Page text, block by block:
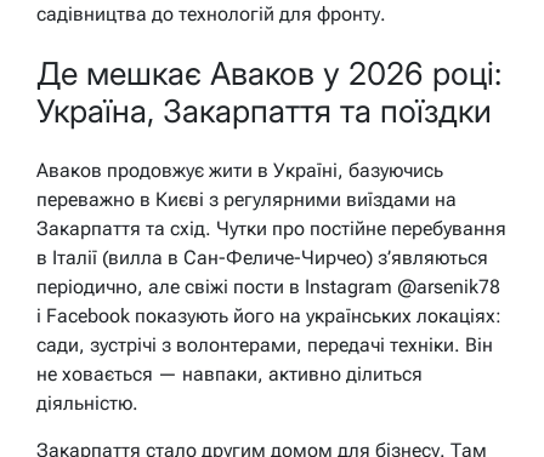
садівництва до технологій для фронту.
Де мешкає Аваков у 2026 році:
Україна, Закарпаття та поїздки
Аваков продовжує жити в Україні, базуючись
переважно в Києві з регулярними виїздами на
Закарпаття та схід. Чутки про постійне перебування
в Італії (вилла в Сан-Феличе-Чирчео) з’являються
періодично, але свіжі пости в Instagram @arsenik78
і Facebook показують його на українських локаціях:
сади, зустрічі з волонтерами, передачі техніки. Він
не ховається — навпаки, активно ділиться
діяльністю.
Закарпаття стало другим домом для бізнесу. Там